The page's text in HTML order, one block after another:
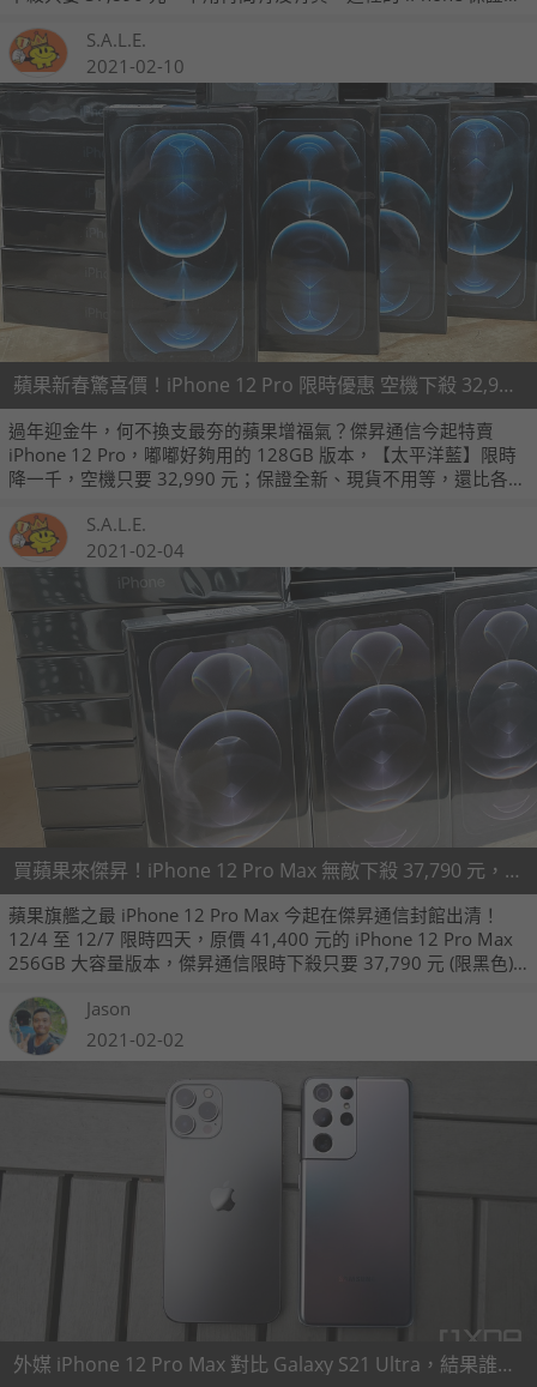
保固，空機最划算、搭配門號再享網友獨家優惠價，敬請把握時
機立刻預約！
S.A.L.E.
2021-02-10
蘋果新春驚喜價！iPhone 12 Pro 限時優惠 空機下殺 32,990 元
過年迎金牛，何不換支最夯的蘋果增福氣？傑昇通信今起特賣
iPhone 12 Pro，嘟嘟好夠用的 128GB 版本，【太平洋藍】限時
降一千，空機只要 32,990 元；保證全新、現貨不用等，還比各大
市！
S.A.L.E.
2021-02-04
買蘋果來傑昇！iPhone 12 Pro Max 無敵下殺 37,790 元，限時四天、售完不補！
蘋果旗艦之最 iPhone 12 Pro Max 今起在傑昇通信封館出清！
12/4 至 12/7 限時四天，原價 41,400 元的 iPhone 12 Pro Max
256GB 大容量版本，傑昇通信限時下殺只要 37,790 元 (限黑色)
號、統統都便宜，別再猶豫，立刻進入傑昇通信官方網站或電洽
門市詢問，賣完就沒囉！
Jason
2021-02-02
外媒 iPhone 12 Pro Max 對比 Galaxy S21 Ultra，結果誰厲害？